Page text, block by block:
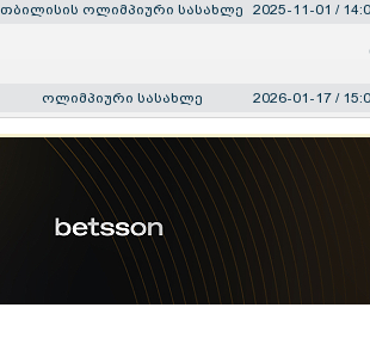
თბილისის ოლიმპიური სასახლე 2025-11-01 /
ოლიმპიური სასახლე 2026-01-17 /